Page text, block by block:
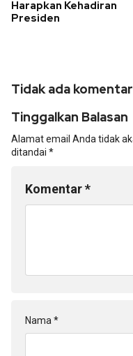
Harapkan Kehadiran
Presiden
Tidak ada komentar
Tinggalkan Balasan
Alamat email Anda tidak
ditandai *
Komentar*
Nama *